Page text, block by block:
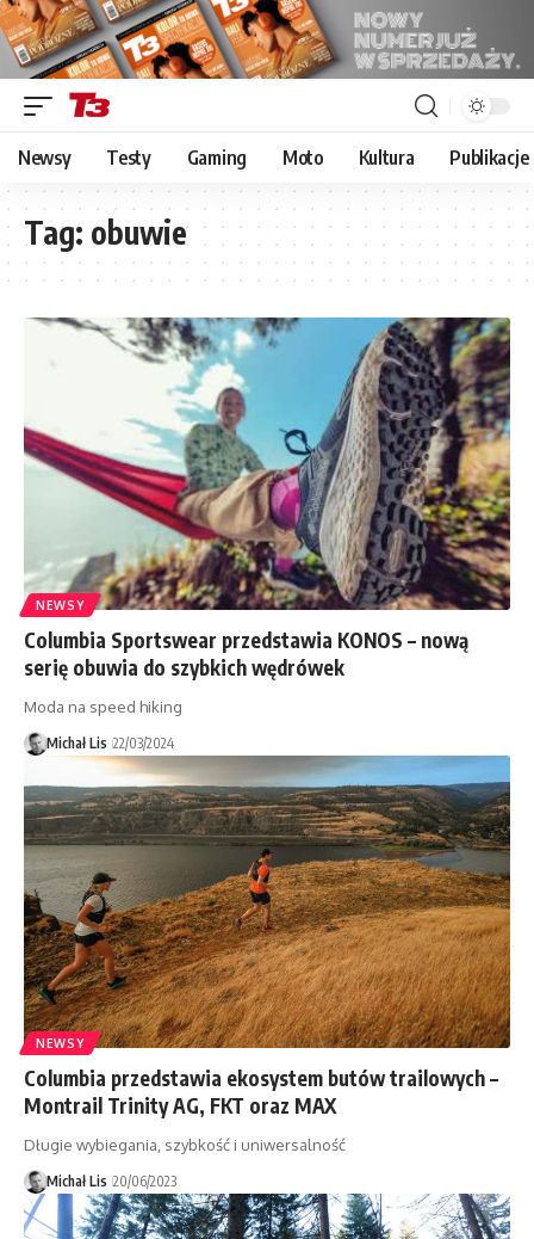
Newsy Testy Gaming Moto Kultura Publikacje
Tag: obuwie
NEWSY
Columbia Sportswear przedstawia KONOS – nową
serię obuwia do szybkich wędrówek
Moda na speed hiking
Michał Lis 22/03/2024
NEWSY
Columbia przedstawia ekosystem butów trailowych –
Montrail Trinity AG, FKT oraz MAX
Długie wybiegania, szybkość i uniwersalność
Michał Lis 20/06/2023